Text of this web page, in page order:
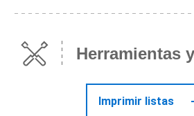
Herramientas
Imprimir listas